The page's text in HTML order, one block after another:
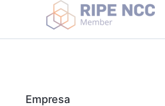
Empresa